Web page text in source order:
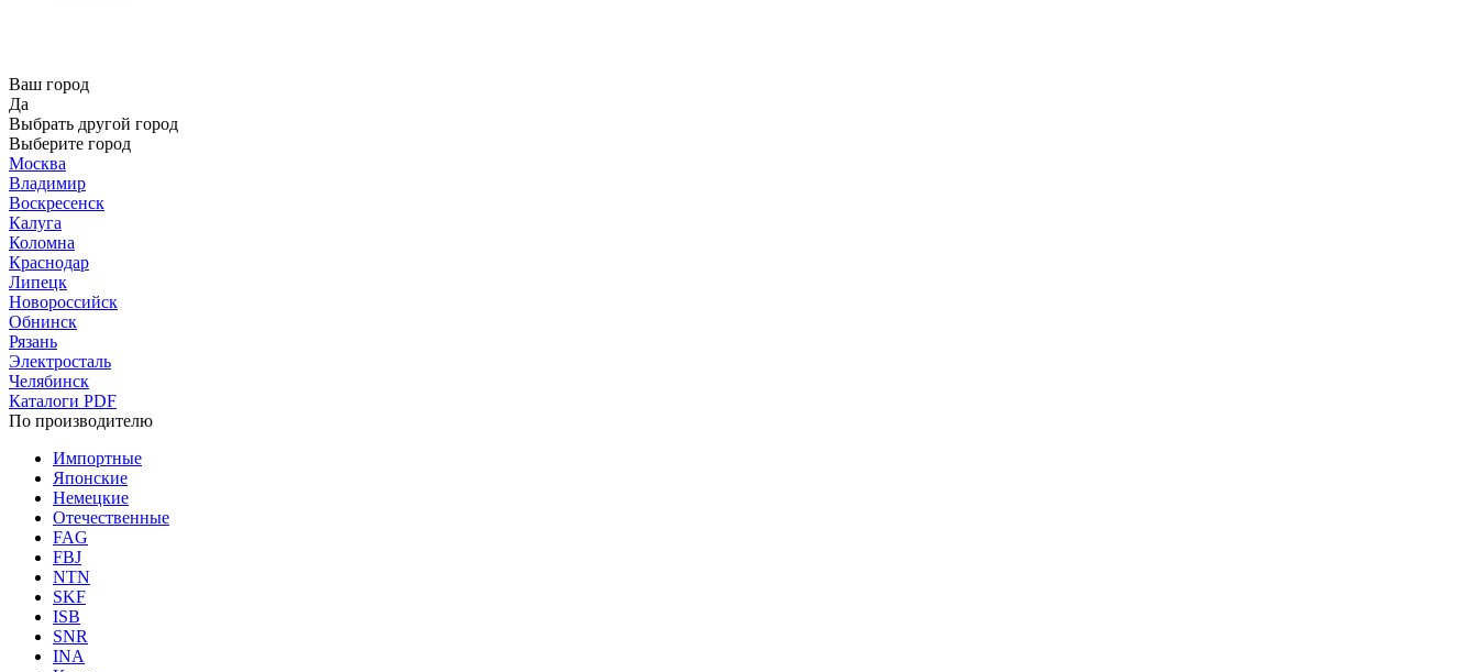
Ваш город
Да
Выбрать другой город
Выберите город
Москва
Владимир
Воскресенск
Калуга
Коломна
Краснодар
Липецк
Новороссийск
Обнинск
Рязань
Электросталь
Челябинск
Каталоги PDF
По производителю
Импортные
Японские
Немецкие
Отечественные
FAG
FBJ
NTN
SKF
ISB
SNR
INA